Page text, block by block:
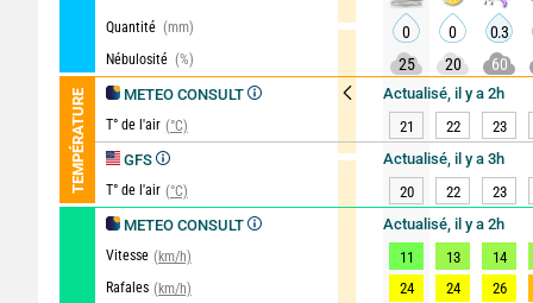
Quantité (mm)
Nébulosité (%)
TEMPÉRATURE METEO CONSULT
T° de l'air (°C)
GFS
T° de l'air (°C)
METEO CONSULT
Vitesse (km/h)
Rafales (km/h)
0 0 0.3
25
20 60
Actualisé, il y a 2h
21
22 23
Actualisé, il y a 3h
20
22 23
Actualisé, il y a 2h
11
13 14
24
24 26